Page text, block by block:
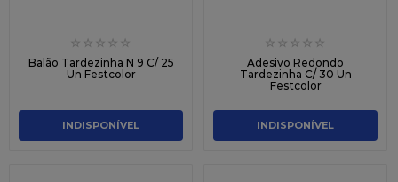
☆ ☆ ☆ ☆ ☆
Balão Tardezinha N 9 C/ 25
Un Festcolor
INDISPONÍVEL
☆ ☆ ☆ ☆ ☆
Adesivo Redondo
Tardezinha C/ 30 Un
Festcolor
INDISPONÍVEL